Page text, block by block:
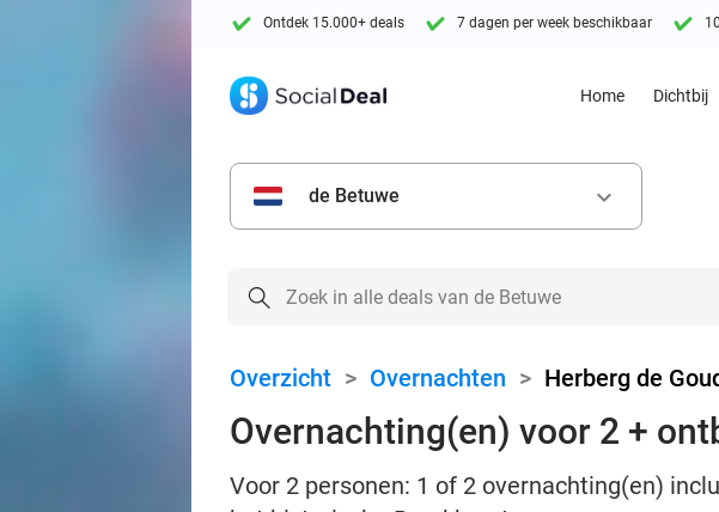
Ontdek 15.000+ deals 7 dagen per week beschikbaar
Home Dichtbij
de Betuwe keyboard_arrow_down
Overzicht > Overnachten > Herberg de
Overnachting(en) voor 2 +
Voor 2 personen: 1 of 2 overnachting(en)